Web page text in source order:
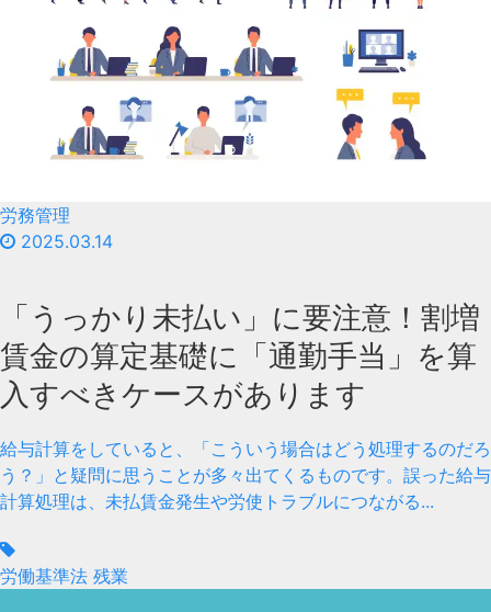
労務管理
2025.03.14
「うっかり未払い」に要注意！割増
賃金の算定基礎に「通勤手当」を算
入すべきケースがあります
給与計算をしていると、「こういう場合はどう処理するのだろ
う？」と疑問に思うことが多々出てくるものです。誤った給与
計算処理は、未払賃金発生や労使トラブルにつながる...
労働基準法 残業